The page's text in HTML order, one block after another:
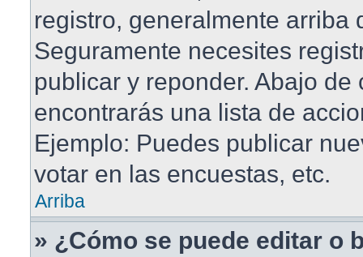
registro, generalmente arriba
Seguramente necesites
publicar y reponder. Abajo de
encontrarás una lista de
Ejemplo: Puedes publicar
votar en las encuestas, etc.
Arriba
» ¿Cómo se puede editar o